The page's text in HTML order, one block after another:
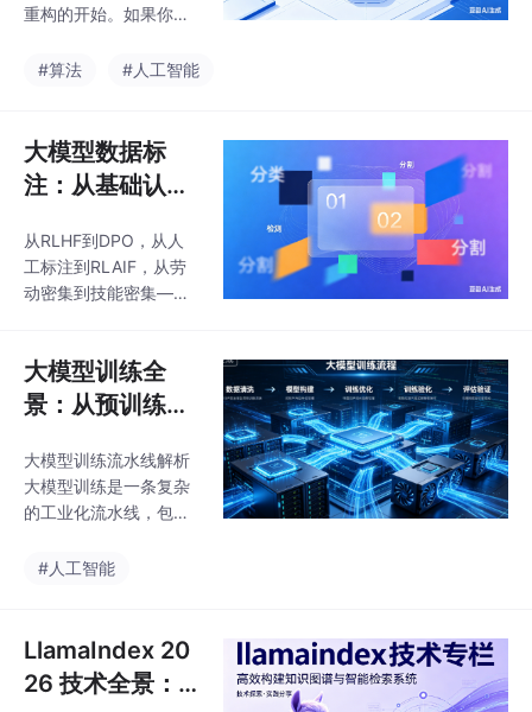
重构的开始。如果你还
参数"的阶段，确实面临
度结合，掌握工程化部
署、数据治理、多模态
应用等综合能力——你
用架构师"。“把AI视为
结对编程伙伴，利用AI
快速构建原型，利用深
这就是通往2026年高级
工程师的必经之路。算
不
#算法 #人工智能
大模型数据标
注：从基础认知
整技术指南
从RLHF到DPO，从人
工标注到RLAIF，从劳
动密集到技能密集——
技术人员而言，理解数
据标注的原理、掌握标
注工程的方法、洞察行
业发展的趋势，不仅
是"多一门技术"，更是
在AI+时代构建核心竞争
力的关键一步。
大模型训练全
景：从预训练到
术
大模型训练流水线解析
大模型训练是一条复杂
的工业化流水线，包含
程 - 清洗、去重、配比
回归语言建模（预测下
一个token）让模型学
习语言规律 中训/持续
#人工智能
LlamaIndex 20
26 技术全景：